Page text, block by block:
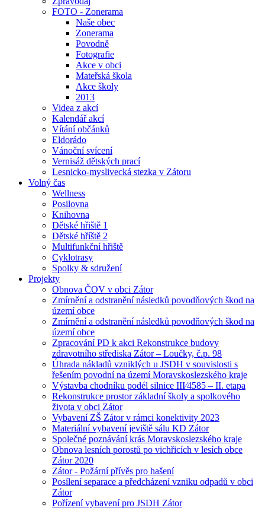
FOTO - Zonerama
Naše obec
Zonerama
Povodně
Fotografie
Akce v obci
Mateřská škola
Akce školy
2013
Videa z akcí
Kalendář akcí
Vítání občánků
Eldorádo
Vánoční svícení
Vernisáž dětských prací
Lesnicko-myslivecká stezka v Zátoru
Volný čas
Wellness
Posilovna
Knihovna
Dětské hřiště 1
Dětské hříště 2
Multifunkční hřiště
Cyklotrasy
Spolky & sdružení
Projekty
Obnova ČOV v obci Zátor
Zmírnění a odstranění následků povodňových škod na
území obce
Zmírnění a odstranění následků povodňových škod na
území obce
Zpracování PD k akci Rekonstrukce budovy
zdravotního střediska Zátor – Loučky, č.p. 98
Úhrada nákladů vzniklých u JSDH v souvislosti s
řešením povodní na území Moravskoslezského kraje
Výstavba chodníku podél silnice III⁄4585 – II. etapa
Rekonstrukce prostor základní školy a spolkového
života v obci Zátor
Vybavení ZŠ Zátor v rámci konektivity 2023
Materiální vybavení jeviště sálu KD Zátor
Společné poznávání krás Moravskoslezského kraje
Obnova lesních porostů po vichřicích v lesích obce
Zátor 2020
Zátor - Požární přívěs pro hašení
Posílení separace a předcházení vzniku odpadů v obci
Zátor
Pořízení vybavení pro JSDH Zátor